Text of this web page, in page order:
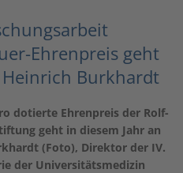
Ehrenpreis geht
Burkhardt
dotierte Ehrenpreis der Rolf-
geht in diesem Jahr an
(Foto), Direktor der IV.
der Universitätsmedizin